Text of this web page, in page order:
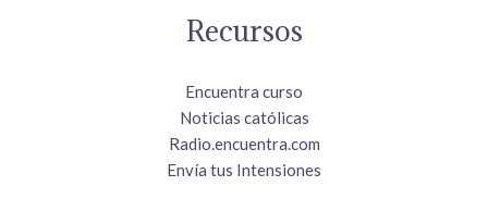
Recursos
Encuentra curso
Noticias católicas
Radio.encuentra.com
Envía tus Intensiones